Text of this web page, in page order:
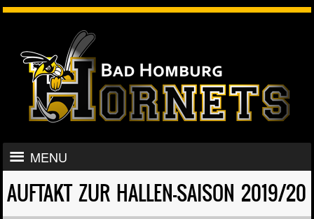
Skip to content
MENU
AUFTAKT ZUR HALLEN-SAISON 2019/20